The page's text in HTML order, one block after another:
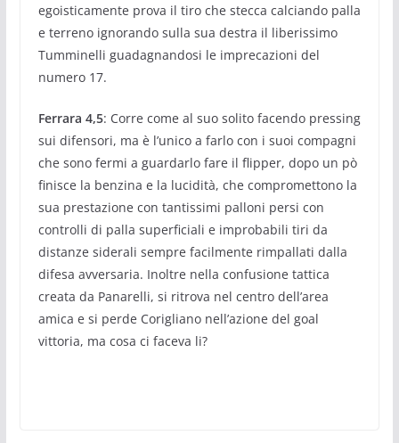
egoisticamente prova il tiro che stecca calciando palla
e terreno ignorando sulla sua destra il liberissimo
Tumminelli guadagnandosi le imprecazioni del
numero 17.
Ferrara 4,5: Corre come al suo solito facendo pressing
sui difensori, ma è l’unico a farlo con i suoi compagni
che sono fermi a guardarlo fare il flipper, dopo un pò
finisce la benzina e la lucidità, che compromettono la
sua prestazione con tantissimi palloni persi con
controlli di palla superficiali e improbabili tiri da
distanze siderali sempre facilmente rimpallati dalla
difesa avversaria. Inoltre nella confusione tattica
creata da Panarelli, si ritrova nel centro dell’area
amica e si perde Corigliano nell’azione del goal
vittoria, ma cosa ci faceva li?